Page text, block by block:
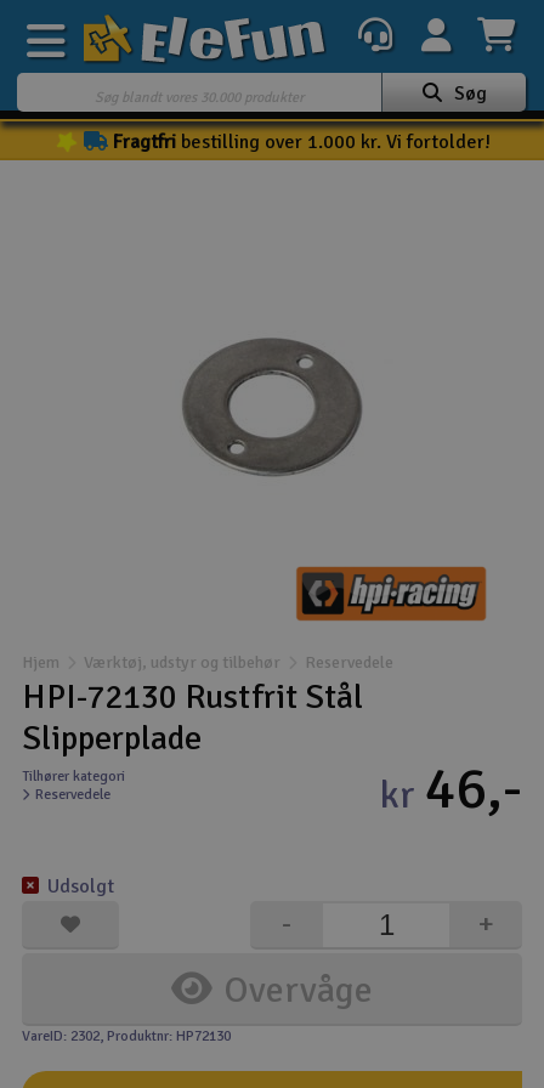
Ugens tilbud
Batteri & ladere
Droner til FPV
Fly
Helikopter
Modelbygg og byggesæt
Motor & tilbehør
Outlet
Søg
Fragtfribestilling over 1.000 kr. Vi fortolder!
Hjem Værktøj, udstyr og tilbehør Reservedele
HPI-72130 Rustfrit Stål
Slipperplade
Tilhører kategori
Reservedele
kr 46,-
Overvåge
+
-
Udsolgt
VareID: 2302, Produktnr: HP72130